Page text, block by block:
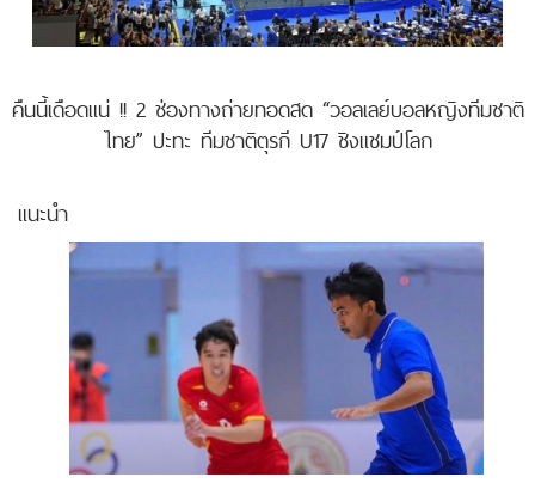
คืนนี้เดือดแน่ !! 2 ช่องทางถ่ายทอดสด “วอลเลย์บอลหญิงทีมชาติ
ไทย” ปะทะ ทีมชาติตุรกี U17 ชิงแชมป์โลก
แนะนำ